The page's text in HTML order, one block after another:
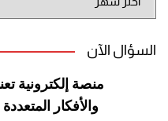
الموقع
السؤال الآن
منصة إلكترونية
والأفكار